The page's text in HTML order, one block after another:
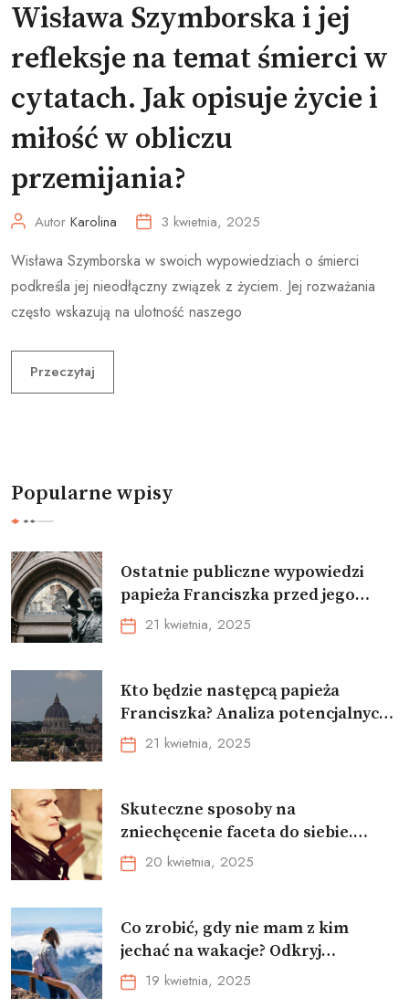
Wisława Szymborska i jej
refleksje na temat śmierci w
cytatach. Jak opisuje życie i
miłość w obliczu
przemijania?
Autor Karolina 3 kwietnia, 2025
Wisława Szymborska w swoich wypowiedziach o śmierci
podkreśla jej nieodłączny związek z życiem. Jej rozważania
często wskazują na ulotność naszego
Przeczytaj
Popularne wpisy
Ostatnie publiczne wypowiedzi
papieża Franciszka przed jego
śmiercią. Analiza słów i przesłań
21 kwietnia, 2025
Kto będzie następcą papieża
Franciszka? Analiza potencjalnych
kandydatów i ich szans na
wyborach
21 kwietnia, 2025
Skuteczne sposoby na
zniechęcenie faceta do siebie.
Poznaj męskie reakcje i zachowania
20 kwietnia, 2025
Co zrobić, gdy nie mam z kim
jechać na wakacje? Odkryj
najlepsze sposoby na znalezienie
towarzysza podróży
19 kwietnia, 2025